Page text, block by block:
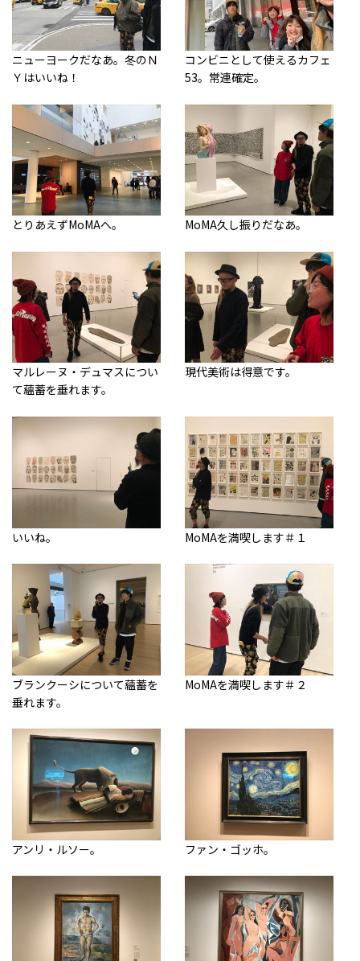
ニューヨークだなあ。冬のＮ
Ｙはいいね！
コンビニとして使えるカフェ
53。常連確定。
とりあえずMoMAへ。 MoMA久し振りだなあ。
マルレーヌ・デュマスについ
て蘊蓄を垂れます。
現代美術は得意です。
いいね。 MoMAを満喫します＃１
ブランクーシについて蘊蓄を
垂れます。
MoMAを満喫します＃２
アンリ・ルソー。 ファン・ゴッホ。